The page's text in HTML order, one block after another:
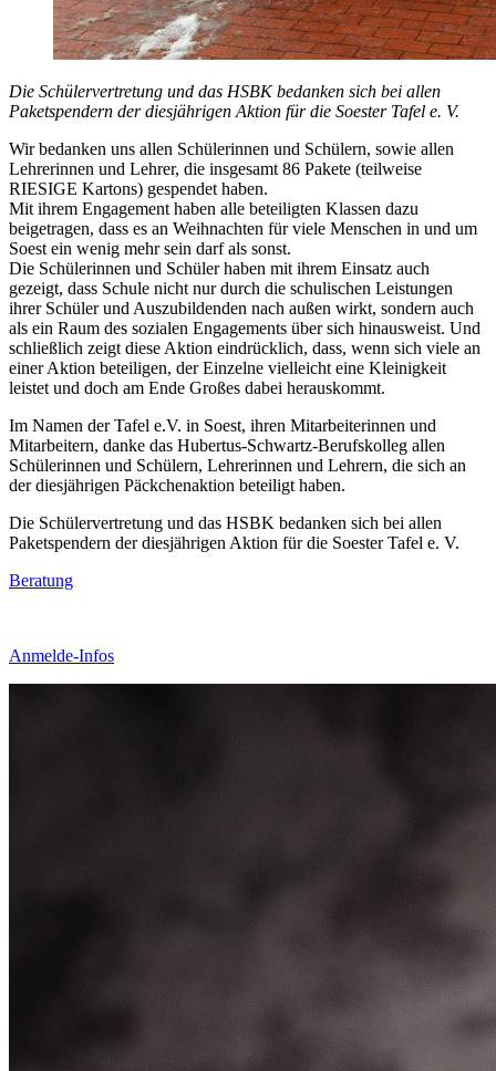
Die Schülervertretung und das HSBK bedanken sich bei allen
Paketspendern der diesjährigen Aktion für die Soester Tafel e. V.
Wir bedanken uns allen Schülerinnen und Schülern, sowie allen
Lehrerinnen und Lehrer, die insgesamt 86 Pakete (teilweise
RIESIGE Kartons) gespendet haben.
Mit ihrem Engagement haben alle beteiligten Klassen dazu
beigetragen, dass es an Weihnachten für viele Menschen in und um
Soest ein wenig mehr sein darf als sonst.
Die Schülerinnen und Schüler haben mit ihrem Einsatz auch
gezeigt, dass Schule nicht nur durch die schulischen Leistungen
ihrer Schüler und Auszubildenden nach außen wirkt, sondern auch
als ein Raum des sozialen Engagements über sich hinausweist. Und
schließlich zeigt diese Aktion eindrücklich, dass, wenn sich viele an
einer Aktion beteiligen, der Einzelne vielleicht eine Kleinigkeit
leistet und doch am Ende Großes dabei herauskommt.
Im Namen der Tafel e.V. in Soest, ihren Mitarbeiterinnen und
Mitarbeitern, danke das Hubertus-Schwartz-Berufskolleg allen
Schülerinnen und Schülern, Lehrerinnen und Lehrern, die sich an
der diesjährigen Päckchenaktion beteiligt haben.
Die Schülervertretung und das HSBK bedanken sich bei allen
Paketspendern der diesjährigen Aktion für die Soester Tafel e. V.
Beratung
Anmelde-Infos